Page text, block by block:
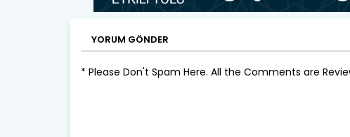
YORUM GÖNDER
* Please Don't Spam Here. All the Comments are